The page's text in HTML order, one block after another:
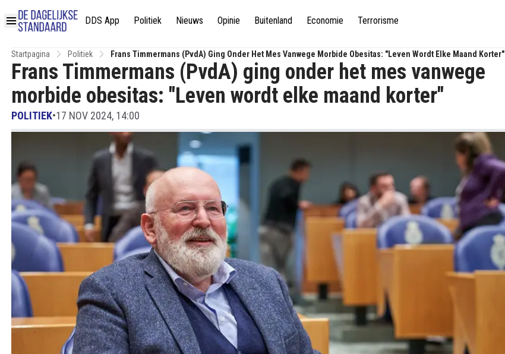
DDS App Politiek Nieuws Opinie Buitenland Economie Terrorisme
Startpagina Politiek Frans Timmermans (PvdA) Ging Onder Het Mes Vanwege Morbide Obesitas: "Leven Wordt Elke Maand Korter"
Frans Timmermans (PvdA) ging onder het mes vanwege
morbide obesitas: "Leven wordt elke maand korter"
POLITIEK•17 NOV 2024, 14:00